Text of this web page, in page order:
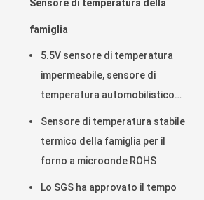
Sensore di temperatura della
famiglia
5.5V sensore di temperatura
impermeabile, sensore di
temperatura automobilistico
Sensore di temperatura stabile
termico della famiglia per il
forno a microonde ROHS
Lo SGS ha approvato il tempo